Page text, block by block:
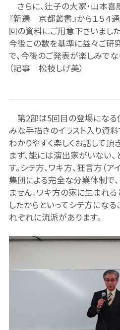
さらに、辻子の大家・山本喜
『新選 京都叢書』から１５４
回の資料にご用意下さいました
今後この数を基準に益々ご研
で、今後のご発表が楽しみでな
（記事 松枝しげ美）
第2部は5回目の登場になる
みな手描きのイラスト入り資料
わかりやすく楽しくお話して頂
まず、能には演出家がいない
す。シテ方、ワキ方、狂言方（ア
集団による完全な分業体制で
ません。ワキ方の家に生まれ
したからといってシテ方になる
れぞれに流派があります。